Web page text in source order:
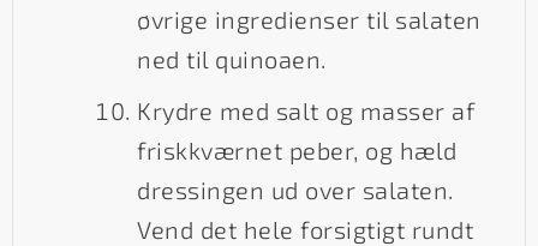
øvrige ingredienser til salaten
ned til quinoaen.
Krydre med salt og masser af
friskkværnet peber, og hæld
dressingen ud over salaten.
Vend det hele forsigtigt rundt